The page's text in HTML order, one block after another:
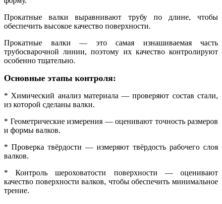
Прокатные валки выравнивают трубу по длине, чтобы
обеспечить высокое качество поверхности.
Прокатные валки — это самая изнашиваемая часть
трубосварочной линии, поэтому их качество контролируют
особенно тщательно.
Основные этапы контроля:
* Химический анализ материала — проверяют состав стали,
из которой сделаны валки.
* Геометрические измерения — оценивают точность размеров
и формы валков.
* Проверка твёрдости — измеряют твёрдость рабочего слоя
валков.
* Контроль шероховатости поверхности — оценивают
качество поверхности валков, чтобы обеспечить минимальное
трение.